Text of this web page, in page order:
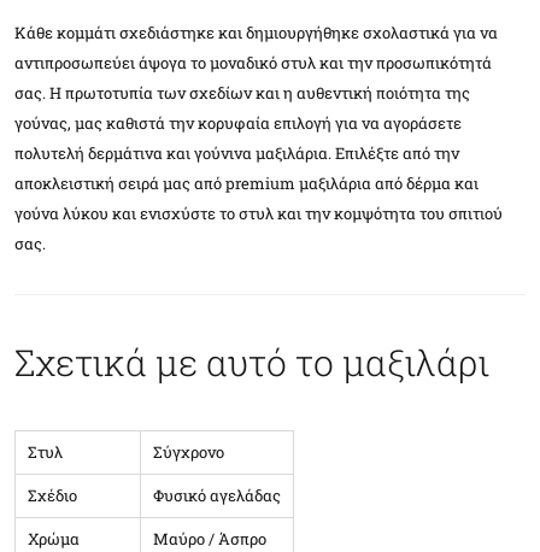
Κάθε κομμάτι σχεδιάστηκε και δημιουργήθηκε σχολαστικά για να
αντιπροσωπεύει άψογα το μοναδικό στυλ και την προσωπικότητά
σας. Η πρωτοτυπία των σχεδίων και η αυθεντική ποιότητα της
γούνας, μας καθιστά την κορυφαία επιλογή για να αγοράσετε
πολυτελή δερμάτινα και γούνινα μαξιλάρια. Επιλέξτε από την
αποκλειστική σειρά μας από premium μαξιλάρια από δέρμα και
γούνα λύκου και ενισχύστε το στυλ και την κομψότητα του σπιτιού
σας.
Σχετικά με αυτό το μαξιλάρι
Στυλ
Σύγχρονο
Σχέδιο
Φυσικό αγελάδας
Χρώμα
Μαύρο / Άσπρο